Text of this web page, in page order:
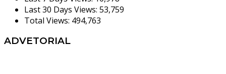
Last 30 Days Views: 53,759
Total Views: 494,763
ADVETORIAL